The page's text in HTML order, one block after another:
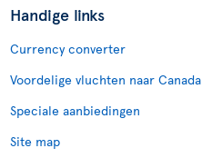
Handige links
Currency converter
Voordelige vluchten naar Canada
Speciale aanbiedingen
Site map